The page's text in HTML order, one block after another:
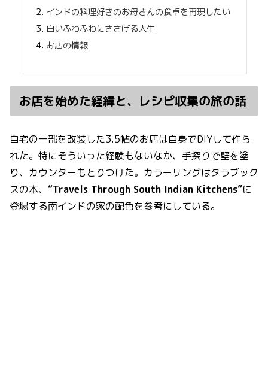
インドの料理好きのお母さんの食卓を再現したい
白いふわふわにささげる人生
お店の情報
お店を始めた経緯と、レシピ収集の旅の話
自宅の一部を改装した3.5帖のお店は自身でDIYして作ら
れた。特にそういった経験もないなか、手探りで壁を塗
り、カウンターもとりつけた。カラーリングはタラブック
スの本、 “Travels Through South Indian Kitchens”に
登場する南インドの家の配色を参考にしている。